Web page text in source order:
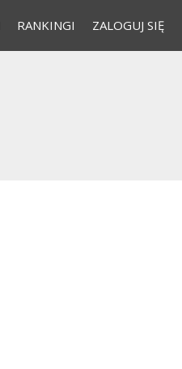
RANKINGI ZALOGUJ SIĘ